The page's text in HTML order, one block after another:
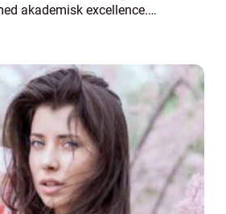
akademisk excellence.
univ...